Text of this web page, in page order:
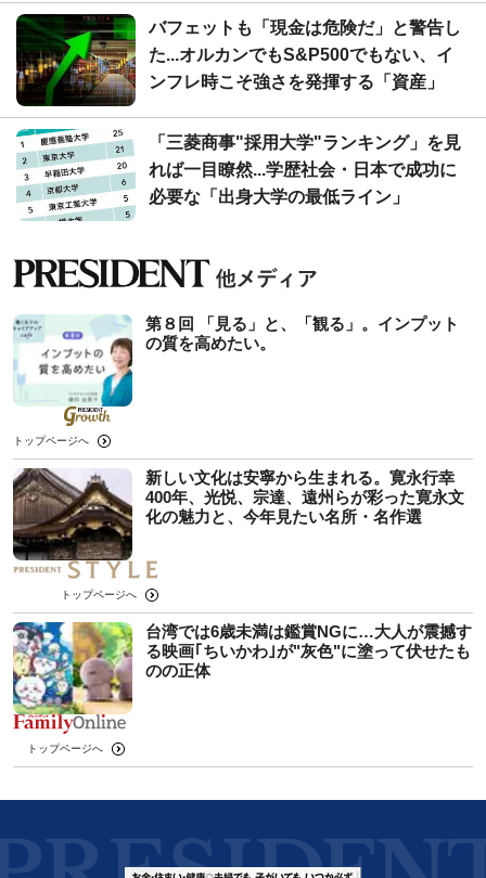
バフェットも「現金は危険だ」と警告し
た...オルカンでもS&P500でもない、イ
ンフレ時こそ強さを発揮する「資産」
「三菱商事"採用大学"ランキング」を見
れば一目瞭然...学歴社会・日本で成功に
必要な「出身大学の最低ライン」
第８回 「見る」と、「観る」。インプット
の質を高めたい。
トップページへ
新しい文化は安寧から生まれる。寛永行幸
400年、光悦、宗達、遠州らが彩った寛永文
化の魅力と、今年見たい名所・名作選
トップページへ
台湾では6歳未満は鑑賞NGに…大人が震撼す
る映画｢ちいかわ｣が"灰色"に塗って伏せたも
のの正体
トップページへ